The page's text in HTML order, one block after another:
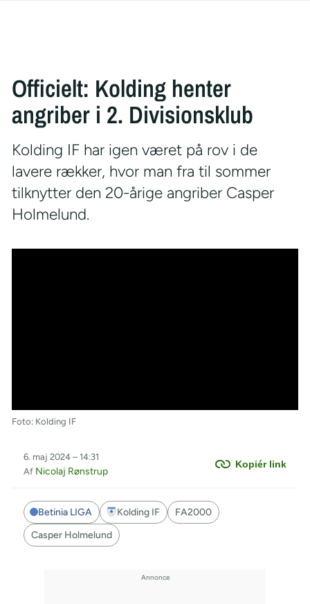
Officielt: Kolding henter
angriber i 2. Divisionsklub
Kolding IF har igen været på rov i de
lavere rækker, hvor man fra til sommer
tilknytter den 20-årige angriber Casper
Holmelund.
Foto: Kolding IF
Kopiér link
6. maj 2024 – 14:31
Af Nicolaj Rønstrup
Betinia LIGA Kolding IF
FA2000
Casper Holmelund